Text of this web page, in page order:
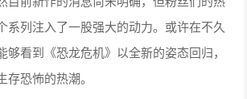
系列注入了一股强大的动力。或许在不久
够看到《恐龙危机》以全新的姿态回归，
恐怖的热潮。